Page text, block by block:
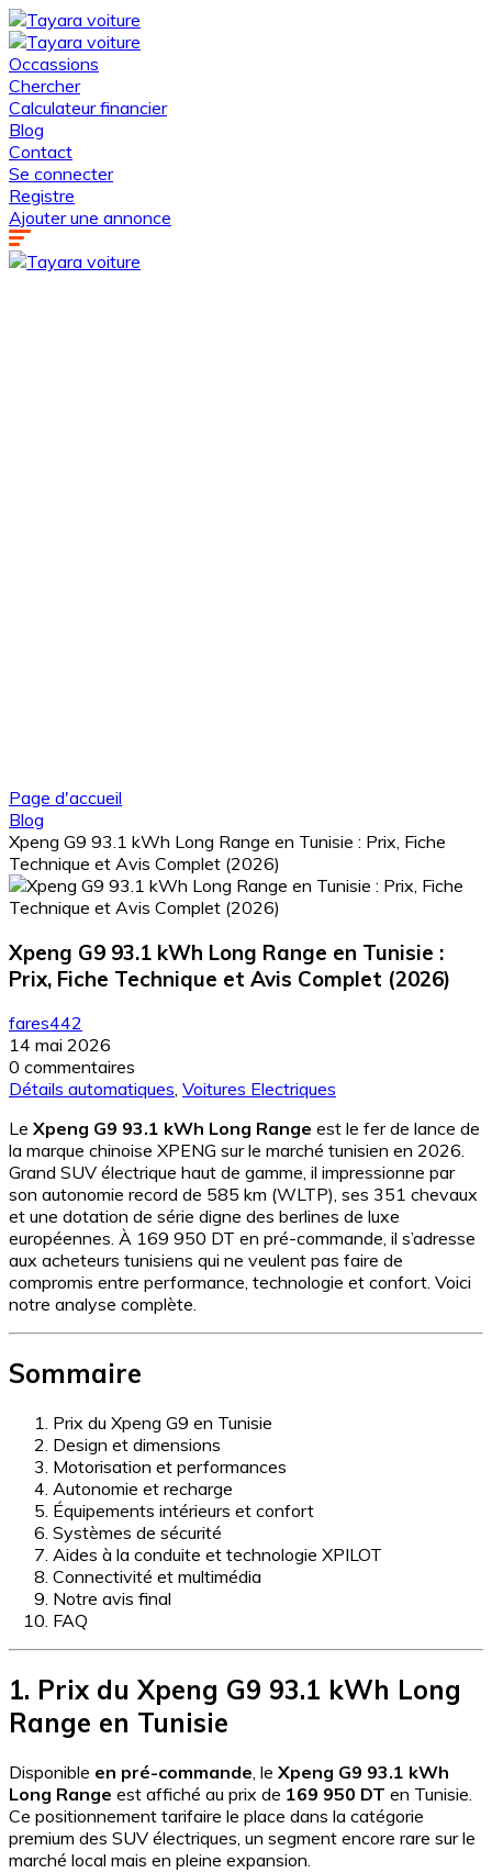
Occassions
Chercher
Calculateur financier
Blog
Contact
Se connecter
Registre
Ajouter une annonce
Page d'accueil
Blog
Xpeng G9 93.1 kWh Long Range en Tunisie : Prix, Fiche
Technique et Avis Complet (2026)
Xpeng G9 93.1 kWh Long Range en Tunisie :
Prix, Fiche Technique et Avis Complet (2026)
fares442
14 mai 2026
0 commentaires
Détails automatiques, Voitures Electriques
Le Xpeng G9 93.1 kWh Long Range est le fer de lance de
la marque chinoise XPENG sur le marché tunisien en 2026.
Grand SUV électrique haut de gamme, il impressionne par
son autonomie record de 585 km (WLTP), ses 351 chevaux
et une dotation de série digne des berlines de luxe
européennes. À 169 950 DT en pré-commande, il s’adresse
aux acheteurs tunisiens qui ne veulent pas faire de
compromis entre performance, technologie et confort. Voici
notre analyse complète.
Sommaire
Prix du Xpeng G9 en Tunisie
Design et dimensions
Motorisation et performances
Autonomie et recharge
Équipements intérieurs et confort
Systèmes de sécurité
Aides à la conduite et technologie XPILOT
Connectivité et multimédia
Notre avis final
FAQ
1. Prix du Xpeng G9 93.1 kWh Long
Range en Tunisie
Disponible en pré-commande, le Xpeng G9 93.1 kWh
Long Range est affiché au prix de 169 950 DT en Tunisie.
Ce positionnement tarifaire le place dans la catégorie
premium des SUV électriques, un segment encore rare sur le
marché local mais en pleine expansion.